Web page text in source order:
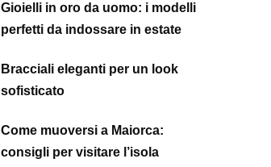
Gioielli in oro da uomo: i modelli
perfetti da indossare in estate
Bracciali eleganti per un look
sofisticato
Come muoversi a Maiorca:
consigli per visitare l’isola